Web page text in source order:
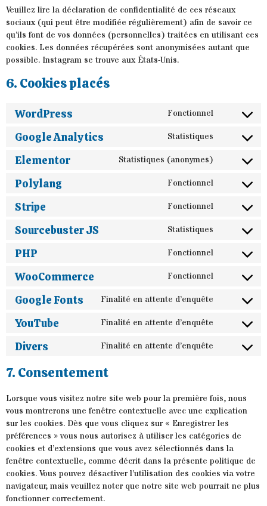
Veuillez lire la déclaration de confidentialité de ces réseaux
sociaux (qui peut être modifiée régulièrement) afin de savoir ce
qu’ils font de vos données (personnelles) traitées en utilisant ces
cookies. Les données récupérées sont anonymisées autant que
possible. Instagram se trouve aux États-Unis.
6. Cookies placés
WordPress Fonctionnel
Google Analytics Statistiques
Elementor Statistiques (anonymes)
Polylang Fonctionnel
Stripe Fonctionnel
Sourcebuster JS Statistiques
PHP Fonctionnel
WooCommerce Fonctionnel
Google Fonts Finalité en attente d’enquête
YouTube Finalité en attente d’enquête
Divers Finalité en attente d’enquête
7. Consentement
Lorsque vous visitez notre site web pour la première fois, nous
vous montrerons une fenêtre contextuelle avec une explication
sur les cookies. Dès que vous cliquez sur « Enregistrer les
préférences » vous nous autorisez à utiliser les catégories de
cookies et d’extensions que vous avez sélectionnés dans la
fenêtre contextuelle, comme décrit dans la présente politique de
cookies. Vous pouvez désactiver l’utilisation des cookies via votre
navigateur, mais veuillez noter que notre site web pourrait ne plus
fonctionner correctement.